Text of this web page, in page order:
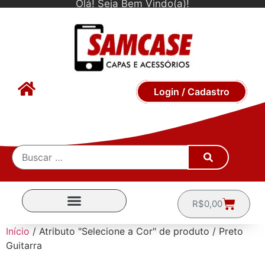
Olá! Seja Bem Vindo(a)!
Login / Cadastro
R$0,00
Início / Atributo "Selecione a Cor" de produto / Preto
Guitarra